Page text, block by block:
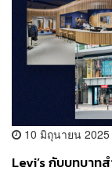
10 มิถุนายน 2025
Levi’s กับบทบาท